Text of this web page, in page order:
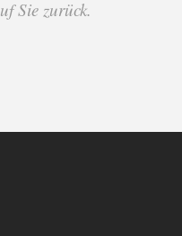
Sie zurück.